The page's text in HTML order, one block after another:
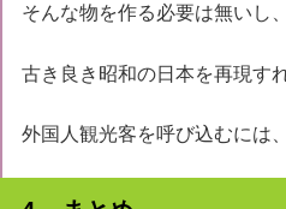
そんな物を作る必要は無いし
古き良き昭和の日本を再現す
外国人観光客を呼び込むには